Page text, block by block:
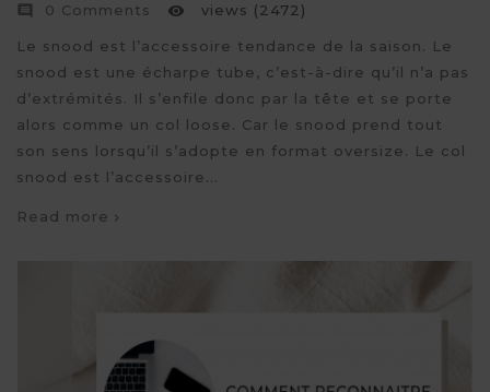

0 Comments  views (2472)
Le snood est l’accessoire tendance de la saison. Le
snood est une écharpe tube, c’est-à-dire qu’il n’a pas
d’extrémités. Il s’enfile donc par la tête et se porte
alors comme un col loose. Car le snood prend tout
son sens lorsqu’il s’adopte en format oversize. Le col
snood est l’accessoire...
Read more